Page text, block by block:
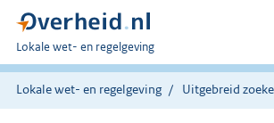
U
bent
hier:
Lokale wet- en regelgeving
Lokale wet- en regelgeving Uitgebreid